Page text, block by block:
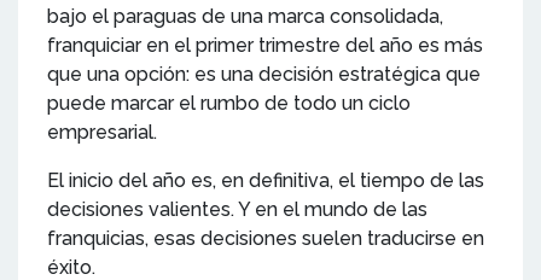
bajo el paraguas de una marca consolidada,
franquiciar en el primer trimestre del año es más
que una opción: es una decisión estratégica que
puede marcar el rumbo de todo un ciclo
empresarial.
El inicio del año es, en definitiva, el tiempo de las
decisiones valientes. Y en el mundo de las
franquicias, esas decisiones suelen traducirse en
éxito.